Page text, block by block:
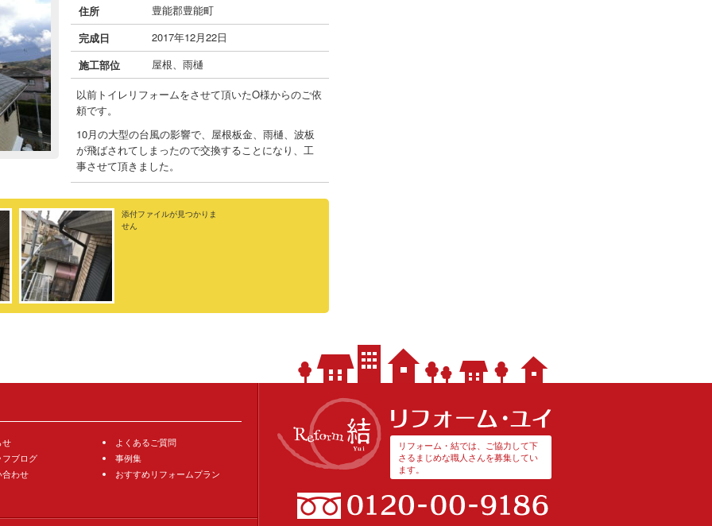
住所
豊能郡豊能町
完成日
2017年12月22日
施工部位
屋根、雨樋
以前トイレリフォームをさせて頂いたO様からのご依
頼です。
10月の大型の台風の影響で、屋根板金、雨樋、波板
が飛ばされてしまったので交換することになり、工
事させて頂きました。
添付ファイルが見つかりま
せん
せ
よくあるご質問
ブログ
事例集
わせ
おすすめリフォームプラン
リフォーム・結では、ご協力して下
さるまじめな職人さんを募集してい
ます。